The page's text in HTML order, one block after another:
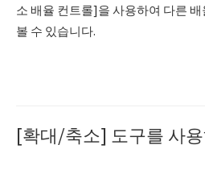
소 배율 컨트롤]을 사용하여 다른
볼 수 있습니다.
[확대/축소] 도구를 사